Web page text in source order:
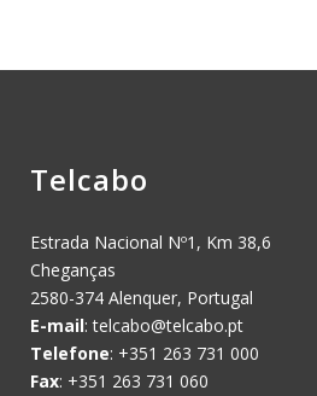
Telcabo
Estrada Nacional Nº1, Km 38,6
Cheganças
2580-374 Alenquer, Portugal
E-mail:telcabo@telcabo.pt
Telefone: +351 263 731 000
Fax: +351 263 731 060